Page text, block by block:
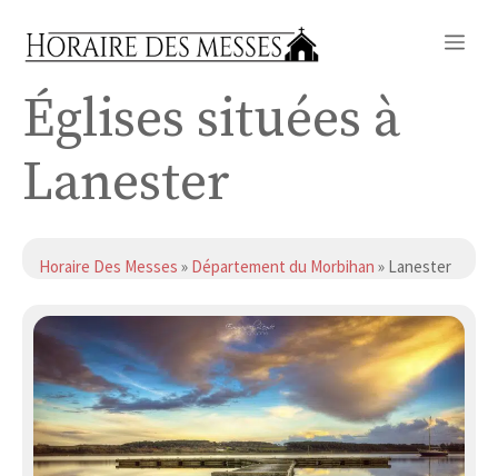
Églises situées à
Lanester
Horaire Des Messes » Département du Morbihan » Lanester